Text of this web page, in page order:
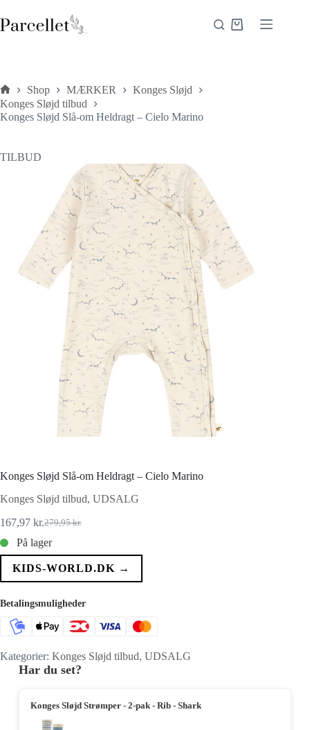
til
indhold
Indkøbskurv
Forside
Shop MÆRKER
Konges Sløjd
Konges Sløjd tilbud
Konges Sløjd Slå-om Heldragt – Cielo Marino
TILBUD
Konges Sløjd Slå-om Heldragt – Cielo Marino
Konges Sløjd tilbud, UDSALG
279,95kr.
Den
oprindelige
pris
var:
167,97 kr.Den
aktuelle
pris
er:
På lager
KIDS-WORLD.DK →
Betalingsmuligheder
Kategorier: Konges Sløjd tilbud, UDSALG
Har du set?
Konges Sløjd Strømper - 2-pak - Rib - Shark